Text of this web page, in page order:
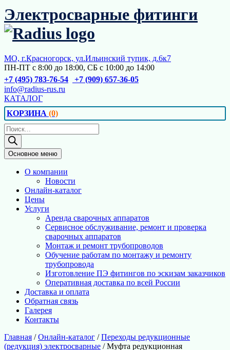
Перейти
к
содержимому
Электросварные фитинги
МО, г.Красногорск, ул.Ильинский тупик, д.6к7
ПН-ПТ с 8:00 до 18:00, СБ с 10:00 до 14:00
+7 (495) 783-76-54
+7 (909) 657-36-05
info@radius-rus.ru
КАТАЛОГ
КОРЗИНА (0)
Поиск
товаров
Основное меню
О компании
Новости
Онлайн-каталог
Цены
Услуги
Аренда сварочных аппаратов
Сервисное обслуживание, ремонт и проверка
сварочных аппаратов
Монтаж и ремонт трубопроводов
Обучение работам по монтажу и ремонту
трубопровода
Изготовление ПЭ фитингов по эскизам заказчиков
Оперативная доставка по всей России
Доставка и оплата
Обратная связь
Галерея
Контакты
Главная /Онлайн-каталог /Переходы редукционные
(редукция) электросварные / Муфта редукционная